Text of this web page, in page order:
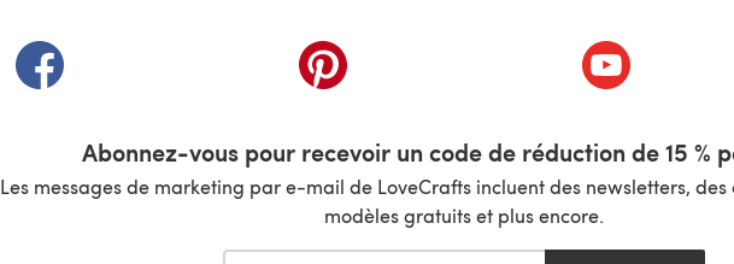
(s'ouvre dans un nouvel onglet) (s'ouvre dans un nouvel onglet) (s'ouvre dans
Abonnez-vous pour recevoir un code de réduction de 15 %
Les messages de marketing par e-mail de LoveCrafts incluent des newsletters,
modèles gratuits et plus encore.